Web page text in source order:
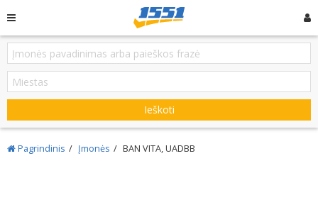
Ieškoti
Pagrindinis Įmonės BAN VITA, UADBB